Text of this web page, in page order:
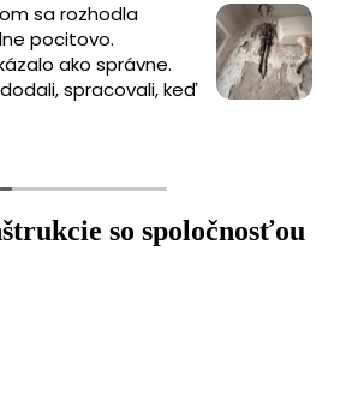
sa rozhodla
pocitovo.
ako správne.
spracovali, keď
promptne vyriešili.
rýchli, po požiadavke
byt či dom, rozhodne sa
so spoločnosťou